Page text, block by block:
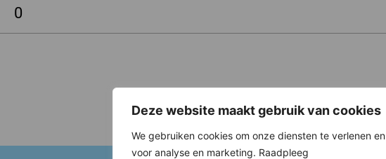
Deze website maakt gebruik van cookies
We gebruiken cookies om onze diensten te verlenen en
voor analyse en marketing. Raadpleeg
0